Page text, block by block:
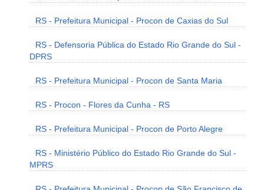
RS - Prefeitura Municipal - Procon de Caxias do Sul
RS - Defensoria Pública do Estado Rio Grande do Sul -
DPRS
RS - Prefeitura Municipal - Procon de Santa Maria
RS - Procon - Flores da Cunha - RS
RS - Prefeitura Municipal - Procon de Porto Alegre
RS - Ministério Público do Estado Rio Grande do Sul -
MPRS